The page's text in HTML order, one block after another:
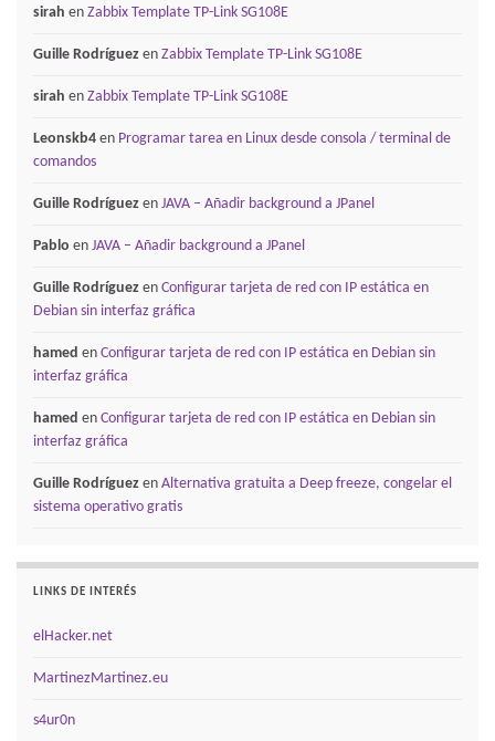
sirah en Zabbix Template TP-Link SG108E
Guille Rodríguez en Zabbix Template TP-Link SG108E
sirah en Zabbix Template TP-Link SG108E
Leonskb4 en Programar tarea en Linux desde consola / terminal de
comandos
Guille Rodríguez en JAVA – Añadir background a JPanel
Pablo en JAVA – Añadir background a JPanel
Guille Rodríguez en Configurar tarjeta de red con IP estática en
Debian sin interfaz gráfica
hamed en Configurar tarjeta de red con IP estática en Debian sin
interfaz gráfica
hamed en Configurar tarjeta de red con IP estática en Debian sin
interfaz gráfica
Guille Rodríguez en Alternativa gratuita a Deep freeze, congelar el
sistema operativo gratis
LINKS DE INTERÉS
elHacker.net
MartinezMartinez.eu
s4ur0n